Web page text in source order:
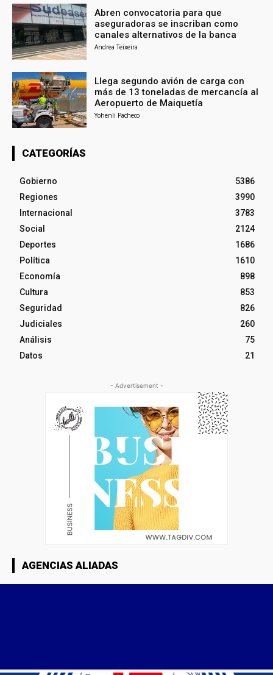
Abren convocatoria para que
aseguradoras se inscriban como
canales alternativos de la banca
Andrea Teixeira
Llega segundo avión de carga con
más de 13 toneladas de mercancía al
Aeropuerto de Maiquetía
Yohenli Pacheco
CATEGORÍAS
Gobierno
5386
Regiones
3990
Internacional
3783
Social
2124
Deportes
1686
Política
1610
Economía
898
Cultura
853
Seguridad
826
Judiciales
260
Análisis
75
Datos
21
- Advertisement -
AGENCIAS ALIADAS